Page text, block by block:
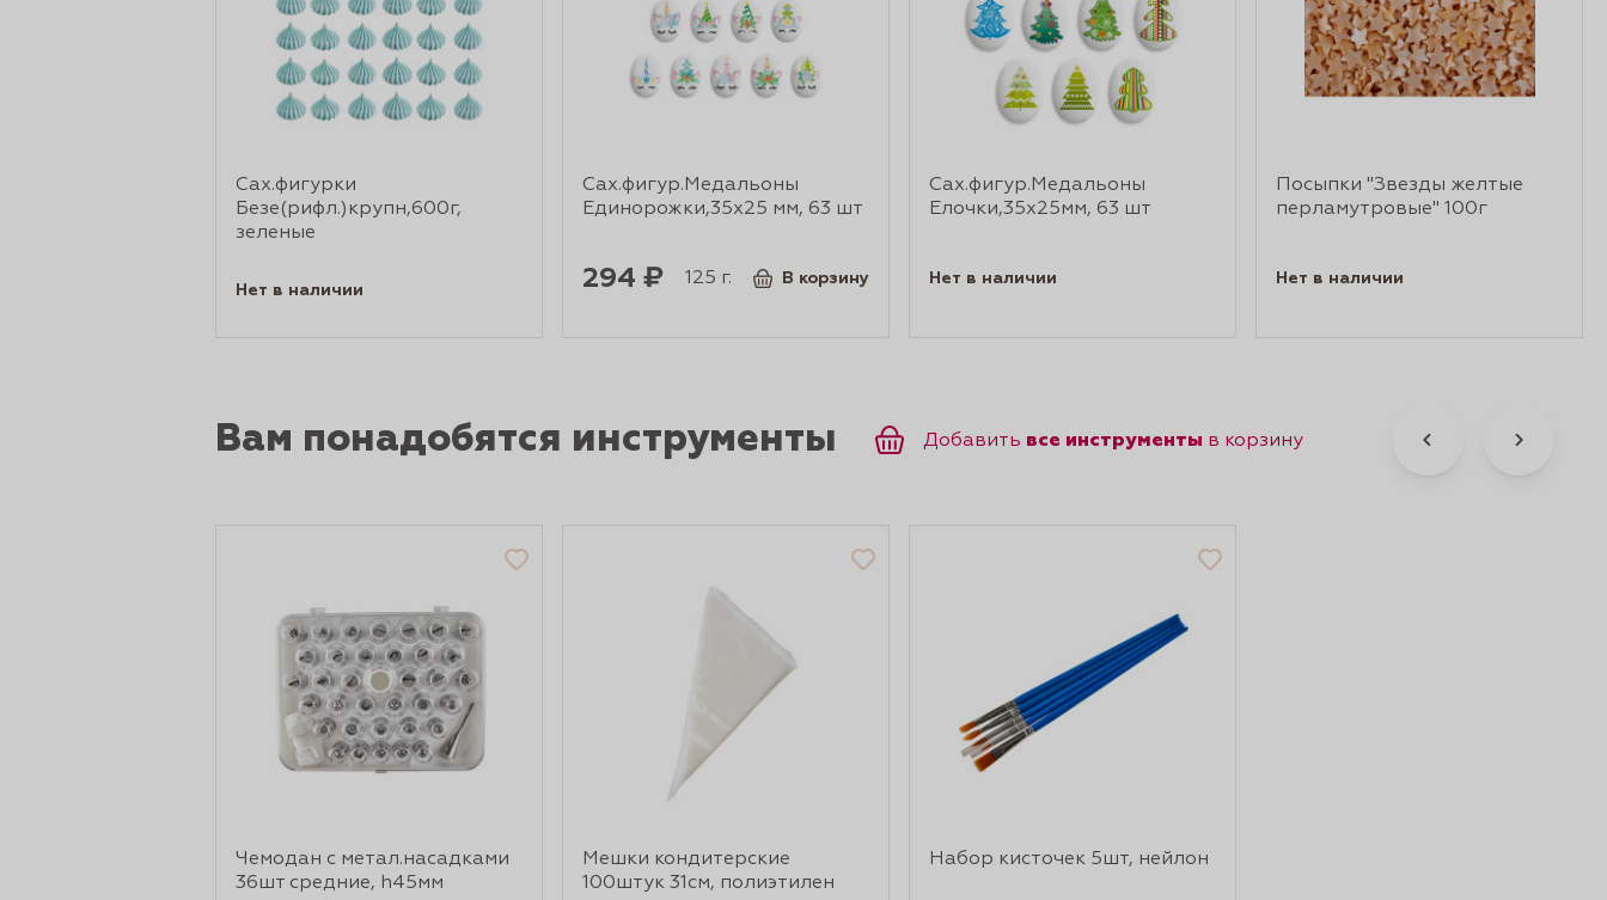
Сах.фигурки
Безе(рифл.)крупн,600г,
зеленые
Нет в наличии
Сах.фигур.Медальоны
Единорожки,35х25 мм, 63 шт
294 ₽ 125 г. В корзину
Сах.фигур.Медальоны
Елочки,35х25мм, 63 шт
Нет в наличии
Посыпки "Звезды желтые
перламутровые" 100г
Нет в наличии
Вам понадобятся инструменты Добавить все инструменты в корзину
Чемодан с метал.насадками
36шт средние, h45мм
Мешки кондитерские
100штук 31см, полиэтилен
Набор кисточек 5шт, нейлон